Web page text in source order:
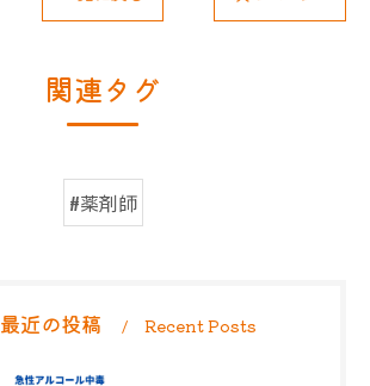
関連タグ
#薬剤師
最近の投稿 Recent Posts